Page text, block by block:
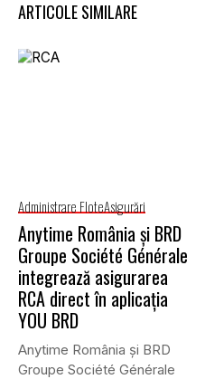
ARTICOLE SIMILARE
Administrare FloteAsigurări
Anytime România și BRD
Groupe Société Générale
integrează asigurarea
RCA direct în aplicația
YOU BRD
Anytime România și BRD
Groupe Société Générale